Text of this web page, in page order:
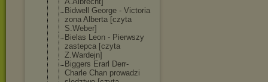
Bidwell George - Victoria
zona Alberta [czyta
S.Weber]
Bielas Leon - Pierwszy
zastepca [czyta
Z.Wardejn]
Biggers Erarl Derr-
Charle Chan prowadzi